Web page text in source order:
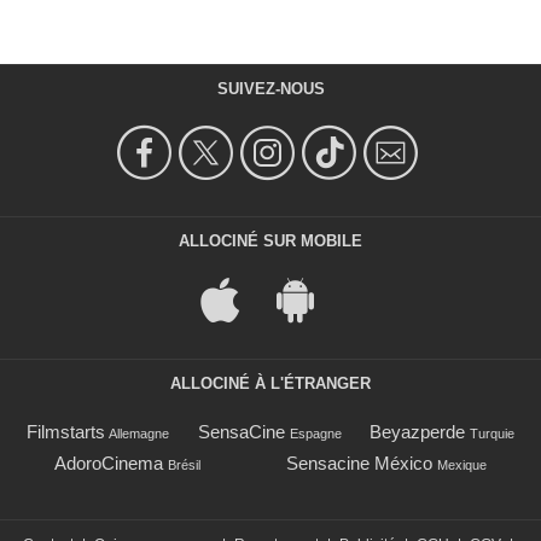
SUIVEZ-NOUS
ALLOCINÉ SUR MOBILE
ALLOCINÉ À L'ÉTRANGER
Filmstarts Allemagne SensaCine Espagne Beyazperde Turquie
AdoroCinema Brésil Sensacine México Mexique